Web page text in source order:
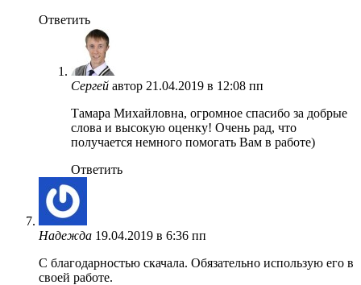
Ответить
Сергей автор 21.04.2019 в 12:08 пп
Тамара Михайловна, огромное спасибо за добрые
слова и высокую оценку! Очень рад, что
получается немного помогать Вам в работе)
Ответить
Надежда 19.04.2019 в 6:36 пп
С благодарностью скачала. Обязательно использую его в
своей работе.